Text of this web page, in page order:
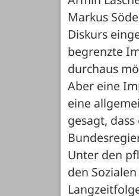
Markus
Diskurs
begrenzte
durchaus
Aber eine
eine
gesagt,
Unter den
den